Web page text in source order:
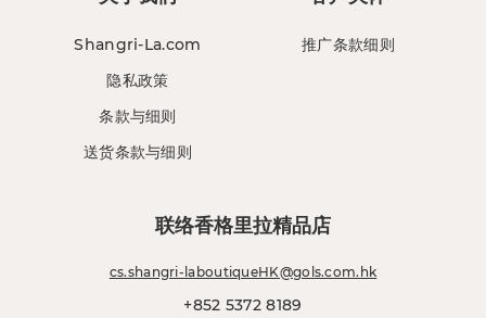
Shangri-La.com
隐私政策
条款与细则
送货条款与细则
推广条款细则
联络香格里拉精品店
cs.shangri-laboutiqueHK@gols.com.hk
+852 5372 8189